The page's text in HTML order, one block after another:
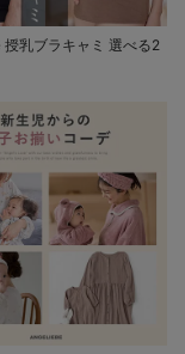
授乳ブラキャミ 選べる2